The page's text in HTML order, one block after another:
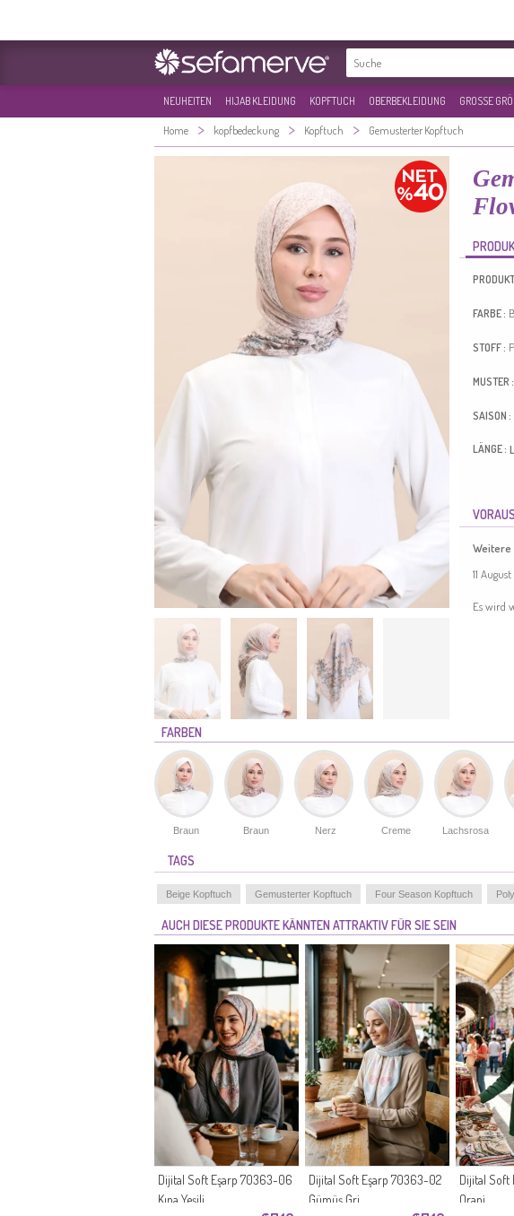
NEUHEITEN HIJAB KLEIDUNG KOPFTUCH OBERBEKLEIDUNG GROSSE
Home > kopfbedeckung > Kopftuch > Gemusterter Kopftuch
FARBE :
STOFF :
MUSTER :
SAISON :
LÄNGE :
Es ist
Made in
11
Es wird
FARBEN
Braun Braun Nerz Creme Lachsrosa
TAGS
Beige Kopftuch Gemusterter Kopftuch Four Season Kopftuch
AUCH DIESE PRODUKTE KÄNNTEN ATTRAKTIV FÜR SIE SEIN
Dijital Soft Eşarp 70363-06
Kına Yeşili
Dijital Soft Eşarp 70363-02
Gümüş Gri
Dijital Soft
Oranj